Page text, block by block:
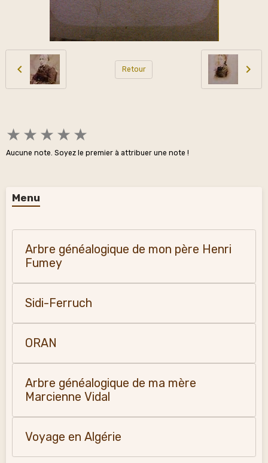
Retour
★ ★ ★ ★ ★
Aucune note. Soyez le premier à attribuer une note !
Menu
Arbre généalogique de mon père Henri
Fumey
Sidi-Ferruch
ORAN
Arbre généalogique de ma mère
Marcienne Vidal
Voyage en Algérie